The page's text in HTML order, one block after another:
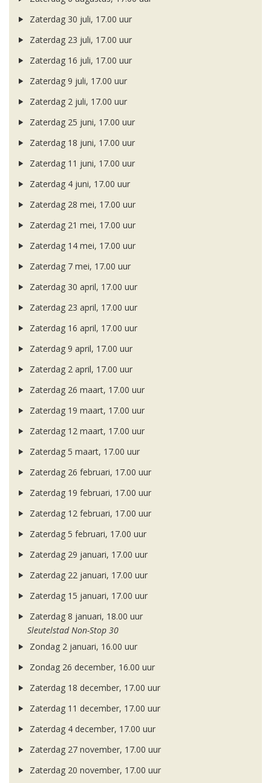
Zaterdag 30 juli, 17.00 uur
Zaterdag 23 juli, 17.00 uur
Zaterdag 16 juli, 17.00 uur
Zaterdag 9 juli, 17.00 uur
Zaterdag 2 juli, 17.00 uur
Zaterdag 25 juni, 17.00 uur
Zaterdag 18 juni, 17.00 uur
Zaterdag 11 juni, 17.00 uur
Zaterdag 4 juni, 17.00 uur
Zaterdag 28 mei, 17.00 uur
Zaterdag 21 mei, 17.00 uur
Zaterdag 14 mei, 17.00 uur
Zaterdag 7 mei, 17.00 uur
Zaterdag 30 april, 17.00 uur
Zaterdag 23 april, 17.00 uur
Zaterdag 16 april, 17.00 uur
Zaterdag 9 april, 17.00 uur
Zaterdag 2 april, 17.00 uur
Zaterdag 26 maart, 17.00 uur
Zaterdag 19 maart, 17.00 uur
Zaterdag 12 maart, 17.00 uur
Zaterdag 5 maart, 17.00 uur
Zaterdag 26 februari, 17.00 uur
Zaterdag 19 februari, 17.00 uur
Zaterdag 12 februari, 17.00 uur
Zaterdag 5 februari, 17.00 uur
Zaterdag 29 januari, 17.00 uur
Zaterdag 22 januari, 17.00 uur
Zaterdag 15 januari, 17.00 uur
Zaterdag 8 januari, 18.00 uur
Sleutelstad Non-Stop 30
Zondag 2 januari, 16.00 uur
Zondag 26 december, 16.00 uur
Zaterdag 18 december, 17.00 uur
Zaterdag 11 december, 17.00 uur
Zaterdag 4 december, 17.00 uur
Zaterdag 27 november, 17.00 uur
Zaterdag 20 november, 17.00 uur